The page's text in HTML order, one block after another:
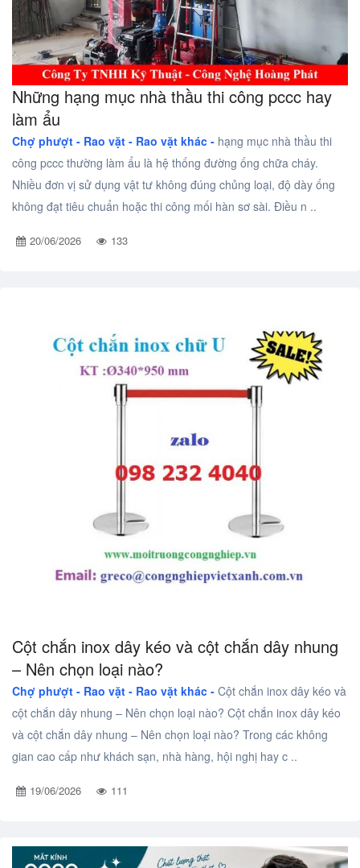
Những hạng mục nhà thầu thi công pccc hay
làm ẩu
Chợ phượt - Rao vặt - Rao vặt khác - hạng mục nhà thầu thi
công pccc thường làm ẩu là hệ thống đường ống chữa cháy.
Nhiều đơn vị sử dụng vật tư không đúng chủng loại, độ dày ống
không đạt tiêu chuẩn hoặc thi công mối hàn sơ sài. Điều n ..
20/06/2026 133
Cột chắn inox dây kéo và cột chắn dây nhung
– Nên chọn loại nào?
Chợ phượt - Rao vặt - Rao vặt khác - Cột chắn inox dây kéo và
cột chắn dây nhung – Nên chọn loại nào? Cột chắn inox dây kéo
và cột chắn dây nhung – Nên chọn loại nào? Trong các không
gian cao cấp như khách sạn, nhà hàng, hội nghị hay c ..
19/06/2026 111